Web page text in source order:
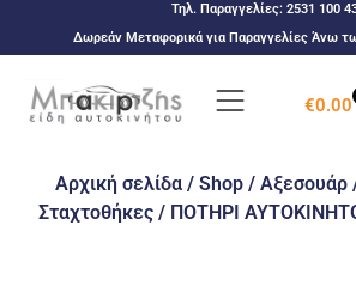
Τηλ. Παραγγελίες: 2531 100
Δωρεάν Μεταφορικά για Παραγγελίες Άνω
€0.00
Αρχική σελίδα/ Shop/ Αξεσουάρ
Σταχτοθήκες/ ΠΟΤΗΡΙ